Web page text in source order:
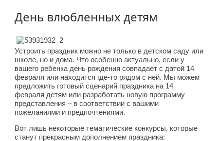
День влюбленных детям
Устроить праздник можно не только в детском саду или
школе, но и дома. Что особенно актуально, если у
вашего ребенка день рождения совпадает с датой 14
февраля или находится где-то рядом с ней. Мы можем
предложить готовый сценарий праздника на 14
февраля детям или разработать новую программу
представления – в соответствии с вашими
пожеланиями и предпочтениями.
Вот лишь некоторые тематические конкурсы, которые
станут прекрасным дополнением праздника: